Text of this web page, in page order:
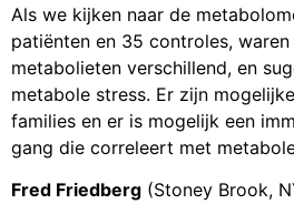
Als we kijken naar de
patiënten en 35 controles,
metabolieten verschillend, en
metabole stress. Er zijn
families en er is mogelijk een
gang die correleert met
Fred Friedberg (Stoney Brook,